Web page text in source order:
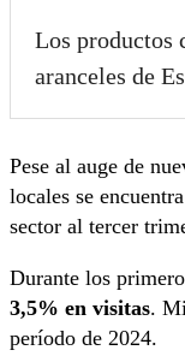
Los productos
aranceles de
Pese al auge de
locales se
sector al tercer
Durante los
3,5% en visitas.
período de 2024.